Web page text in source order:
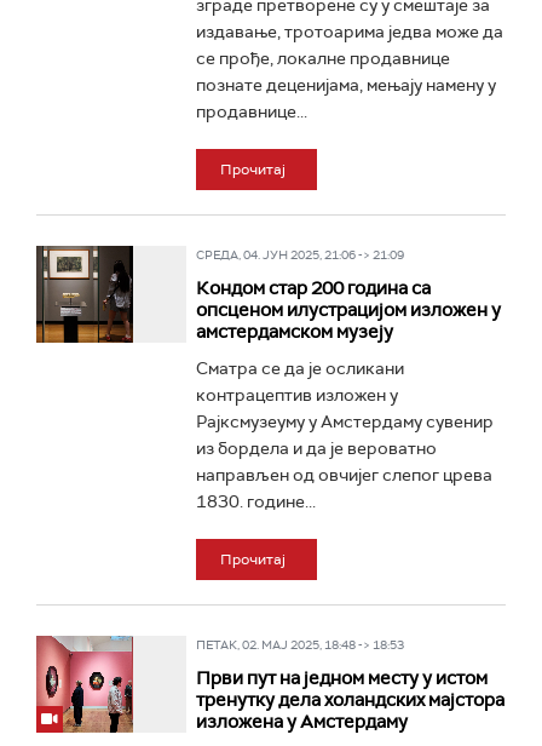
зграде претворене су у смештаје за
издавање, тротоарима једва може да
се прође, локалне продавнице
познате деценијама, мењају намену у
продавнице...
Прочитај
СРЕДА, 04. ЈУН 2025, 21:06 -> 21:09
Кондом стар 200 година са
опсценом илустрацијом изложен у
амстердамском музеју
Сматра се да је осликани
контрацептив изложен у
Рајксмузеуму у Амстердаму сувенир
из бордела и да је вероватно
направљен од овчијег слепог црева
1830. године...
Прочитај
ПЕТАК, 02. МАЈ 2025, 18:48 -> 18:53
Први пут на једном месту у истом
тренутку дела холандских мајстора
изложена у Амстердаму